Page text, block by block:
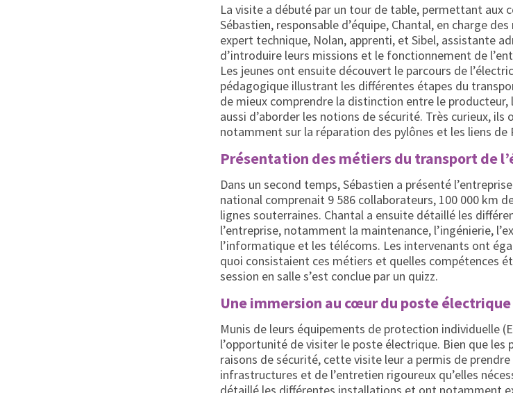
La visite a débuté par un tour de table, permettant aux
Sébastien, responsable d’équipe, Chantal, en charge
expert technique, Nolan, apprenti, et Sibel, assistante
d’introduire leurs missions et le fonctionnement de
Les jeunes ont ensuite découvert le parcours de
pédagogique illustrant les différentes étapes du
de mieux comprendre la distinction entre le
aussi d’aborder les notions de sécurité. Très curieux,
notamment sur la réparation des pylônes et les liens de
Présentation des métiers du transport de
Dans un second temps, Sébastien a présenté
national comprenait 9 586 collaborateurs, 100 000 km
lignes souterraines. Chantal a ensuite détaillé les
l’entreprise, notamment la maintenance, l’ingénierie,
l’informatique et les télécoms. Les intervenants ont
quoi consistaient ces métiers et quelles compétences
session en salle s’est conclue par un quizz.
Une immersion au cœur du poste électrique
Munis de leurs équipements de protection individuelle
l’opportunité de visiter le poste électrique. Bien que
raisons de sécurité, cette visite leur a permis de prendre
infrastructures et de l’entretien rigoureux qu’elles
détaillé les différentes installations et ont notamment